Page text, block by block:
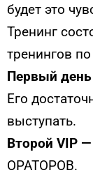
будет это
Тренинг
тренингов
Первый день
Его
выступать.
Второй VIP
ОРАТОРОВ.